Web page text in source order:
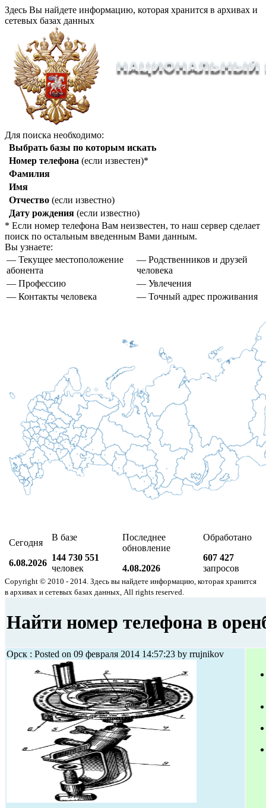
Здесь Вы найдете информацию, которая хранится в архивах и
сетевых базах данных
Для поиска необходимо:
Выбрать базы по которым искать
Номер телефона (если известен)*
Фамилия
Имя
Отчество (если известно)
Дату рождения (если известно)
* Если номер телефона Вам неизвестен, то наш сервер сделает
поиск по остальным введенным Вами данным.
Вы узнаете:
— Текущее местоположение
абонента
— Родственников и друзей
человека
— Профессию
— Увлечения
— Контакты человека
— Точный адрес проживания
Сегодня
6.08.2026
В базе
144 730 551
человек
Последнее
обновление
4.08.2026
Обработано
607 427
запросов
Copyright © 2010 - 2014. Здесь вы найдете информацию, которая хранится
в архивах и сетевых базах данных, All rights reserved.
Найти номер телефона в
Орск : Posted on 09 февраля 2014 14:57:23 by rrujnikov